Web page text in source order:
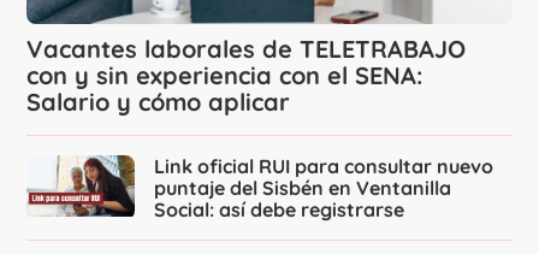
Vacantes laborales de TELETRABAJO
con y sin experiencia con el SENA:
Salario y cómo aplicar
Link oficial RUI para consultar nuevo
puntaje del Sisbén en Ventanilla
Social: así debe registrarse